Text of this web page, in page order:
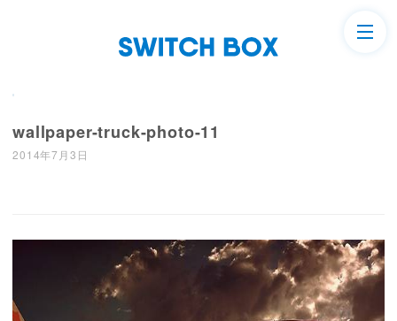
wallpaper-truck-photo-11
2014年7月3日